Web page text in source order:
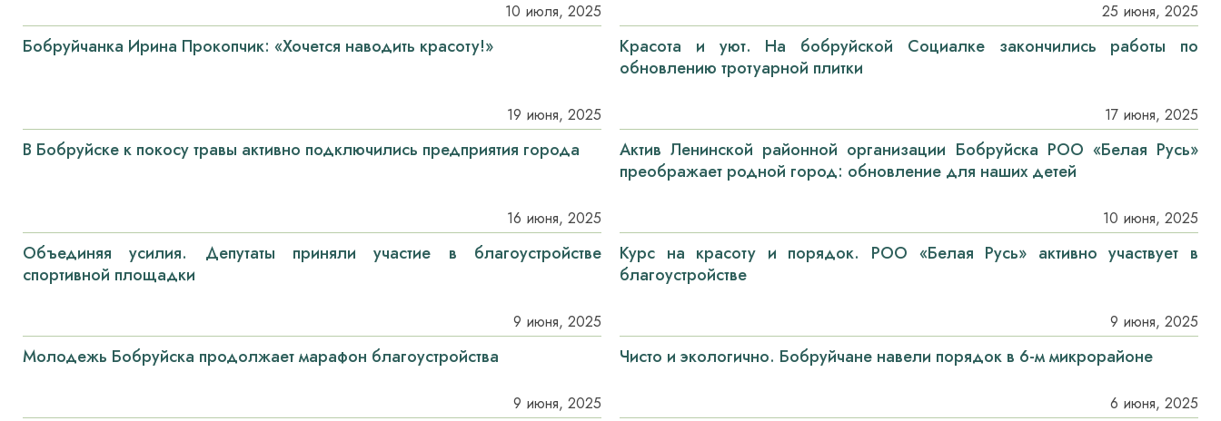
10 июля, 2025
Бобруйчанка Ирина Прокопчик: «Хочется наводить красоту!»
25 июня, 2025
Красота и уют. На бобруйской Социалке закончились работы по
обновлению тротуарной плитки
19 июня, 2025
В Бобруйске к покосу травы активно подключились предприятия города
17 июня, 2025
Актив Ленинской районной организации Бобруйска РОО «Белая Русь»
преображает родной город: обновление для наших детей
16 июня, 2025
Объединяя усилия. Депутаты приняли участие в благоустройстве
спортивной площадки
10 июня, 2025
Курс на красоту и порядок. РОО «Белая Русь» активно участвует в
благоустройстве
9 июня, 2025
Молодежь Бобруйска продолжает марафон благоустройства
9 июня, 2025
Чисто и экологично. Бобруйчане навели порядок в 6-м микрорайоне
9 июня, 2025 6 июня, 2025